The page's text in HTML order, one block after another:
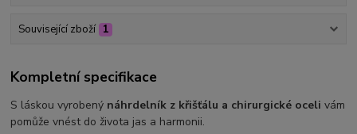
Související zboží 1
Kompletní specifikace
S láskou vyrobený náhrdelník z křišťálu a chirurgické ocelivám
pomůže vnést do života jas a harmonii.